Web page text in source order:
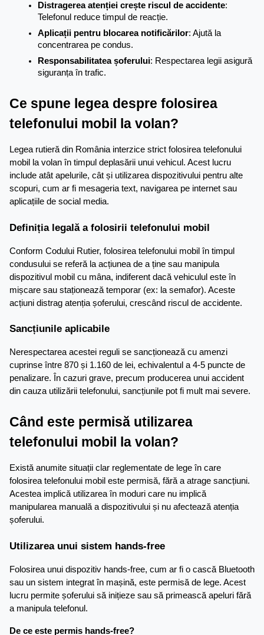
Distragerea atenției crește riscul de accidente:
Telefonul reduce timpul de reacție.
Aplicații pentru blocarea notificărilor: Ajută la
concentrarea pe condus.
Responsabilitatea șoferului: Respectarea legii asigură
siguranța în trafic.
Ce spune legea despre folosirea
telefonului mobil la volan?
Legea rutieră din România interzice strict folosirea telefonului
mobil la volan în timpul deplasării unui vehicul. Acest lucru
include atât apelurile, cât și utilizarea dispozitivului pentru alte
scopuri, cum ar fi mesageria text, navigarea pe internet sau
aplicațiile de social media.
Definiția legală a folosirii telefonului mobil
Conform Codului Rutier, folosirea telefonului mobil în timpul
condusului se referă la acțiunea de a ține sau manipula
dispozitivul mobil cu mâna, indiferent dacă vehiculul este în
mișcare sau staționează temporar (ex: la semafor). Aceste
acțiuni distrag atenția șoferului, crescând riscul de accidente.
Sancțiunile aplicabile
Nerespectarea acestei reguli se sancționează cu amenzi
cuprinse între 870 și 1.160 de lei, echivalentul a 4-5 puncte de
penalizare. În cazuri grave, precum producerea unui accident
din cauza utilizării telefonului, sancțiunile pot fi mult mai severe.
Când este permisă utilizarea
telefonului mobil la volan?
Există anumite situații clar reglementate de lege în care
folosirea telefonului mobil este permisă, fără a atrage sancțiuni.
Acestea implică utilizarea în moduri care nu implică
manipularea manuală a dispozitivului și nu afectează atenția
șoferului.
Utilizarea unui sistem hands-free
Folosirea unui dispozitiv hands-free, cum ar fi o cască Bluetooth
sau un sistem integrat în mașină, este permisă de lege. Acest
lucru permite șoferului să inițieze sau să primească apeluri fără
a manipula telefonul.
De ce este permis hands-free?